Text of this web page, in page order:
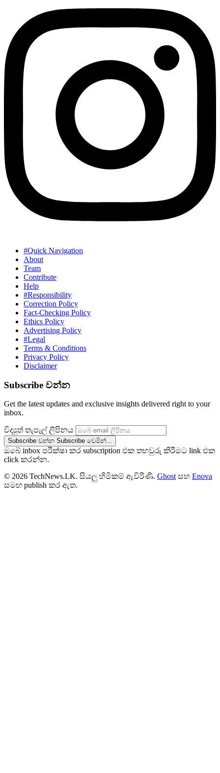
#Quick Navigation
About
Team
Contribute
Help
#Responsibility
Correction Policy
Fact-Checking Policy
Ethics Policy
Advertising Policy
#Legal
Terms & Conditions
Privacy Policy
Disclaimer
Subscribe වන්න
Get the latest updates and exclusive insights delivered right to your
inbox.
විද්‍යුත් තැපැල් ලිපිනය
Subscribe වන්න Subscribe වෙමින්...
ඔබේ inbox පරීක්ෂා කර subscription එක තහවුරු කිරීමට link එක
click කරන්න.
© 2026 TechNews.LK. සියලු හිමිකම් ඇවිරිණි. Ghost සහ Enova
සමඟ publish කර ඇත.